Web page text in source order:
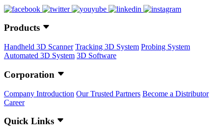
Products
Handheld 3D Scanner Tracking 3D System Probing System
Automated 3D System 3D Software
Corporation
Company Introduction Our Trusted Partners Become a Distributor
Career
Quick Links